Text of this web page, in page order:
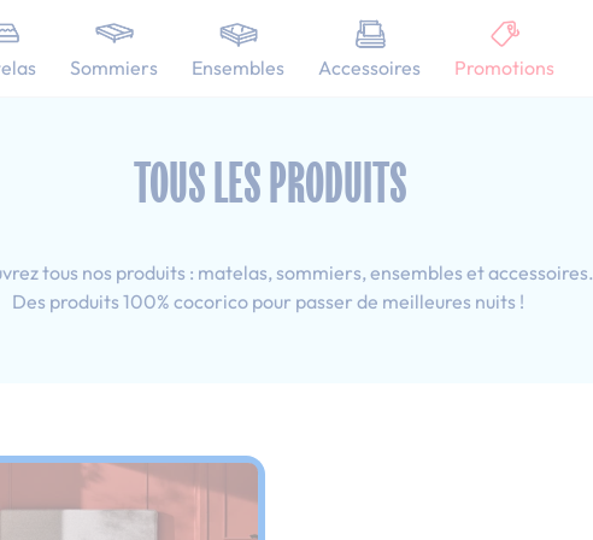
Sommiers Ensembles Accessoires Promotions
cm
TOUS LES PRODUITS
tous nos produits : matelas, sommiers, ensembles et accessoires.
Des produits 100% cocorico pour passer de meilleures nuits !